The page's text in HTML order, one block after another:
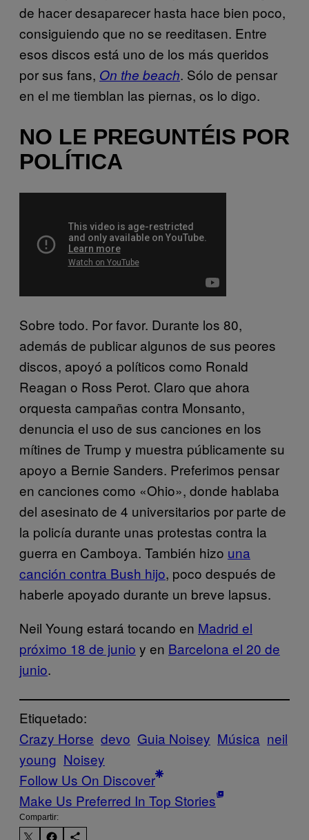
de hacer desaparecer hasta hace bien poco,
consiguiendo que no se reeditasen. Entre
esos discos está uno de los más queridos
por sus fans, On the beach. Sólo de pensar
en el me tiemblan las piernas, os lo digo.
NO LE PREGUNTÉIS POR
POLÍTICA
Sobre todo. Por favor. Durante los 80,
además de publicar algunos de sus peores
discos, apoyó a políticos como Ronald
Reagan o Ross Perot. Claro que ahora
orquesta campañas contra Monsanto,
denuncia el uso de sus canciones en los
mítines de Trump y muestra públicamente su
apoyo a Bernie Sanders. Preferimos pensar
en canciones como «Ohio», donde hablaba
del asesinato de 4 universitarios por parte de
la policía durante unas protestas contra la
guerra en Camboya. También hizo una
canción contra Bush hijo, poco después de
haberle apoyado durante un breve lapsus.
Neil Young estará tocando en Madrid el
próximo 18 de junio y en Barcelona el 20 de
junio.
Etiquetado:
Crazy Horse devo Guia Noisey Música neil
young Noisey
Follow Us On Discover
Make Us Preferred In Top Stories
Compartir: